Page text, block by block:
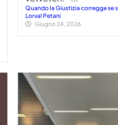
Quando la Giustizia corregge se
Lorval Petani
Giugno 24, 2026